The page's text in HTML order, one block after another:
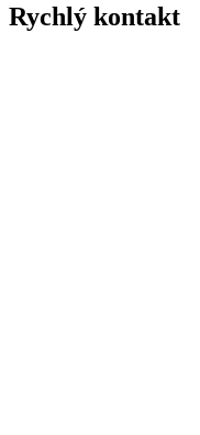
Rychlý kontakt